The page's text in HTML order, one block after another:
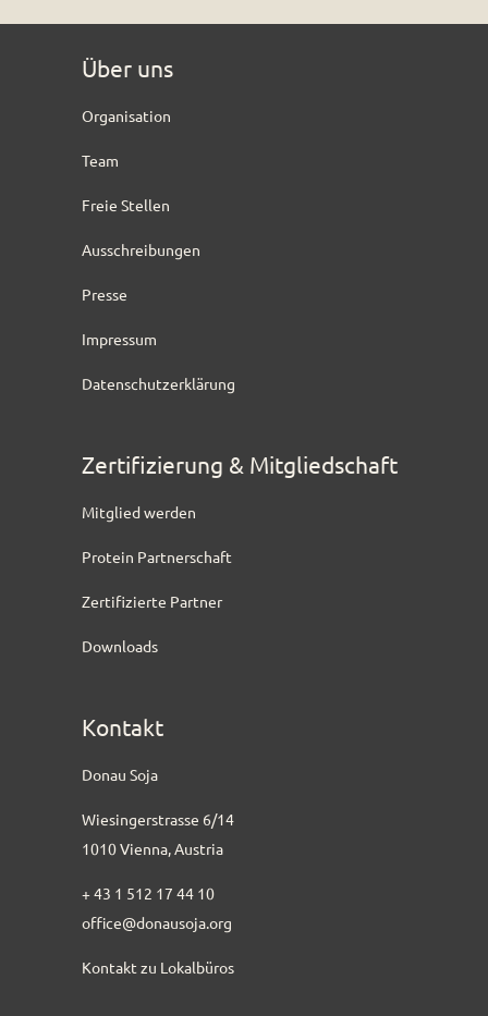
Über uns
Organisation
Team
Freie Stellen
Ausschreibungen
Presse
Impressum
Datenschutzerklärung
Zertifizierung & Mitgliedschaft
Mitglied werden
Protein Partnerschaft
Zertifizierte Partner
Downloads
Kontakt
Donau Soja
Wiesingerstrasse 6/14
1010 Vienna, Austria
+ 43 1 512 17 44 10
office@donausoja.org
Kontakt zu Lokalbüros